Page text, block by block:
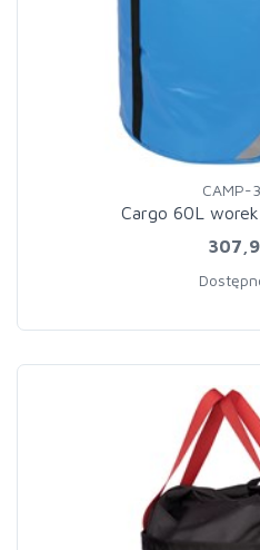
CAMP-
Cargo 60L